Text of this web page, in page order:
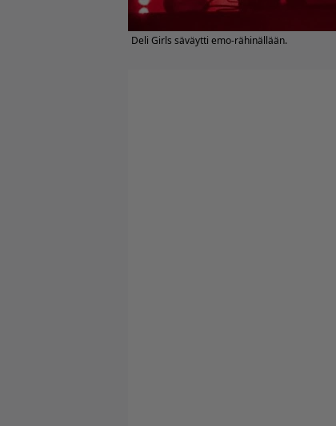
Deli Girls säväytti emo-rähinällään.